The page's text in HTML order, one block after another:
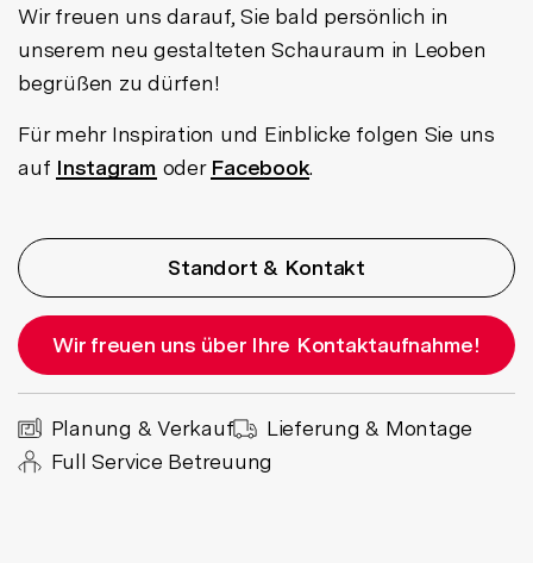
Wir freuen uns darauf, Sie bald persönlich in
unserem neu gestalteten Schauraum in Leoben
begrüßen zu dürfen!
Für mehr Inspiration und Einblicke folgen Sie uns
auf Instagram oder Facebook.
Standort & Kontakt
Wir freuen uns über Ihre Kontaktaufnahme!
Planung & Verkauf
Lieferung & Montage
Full Service Betreuung